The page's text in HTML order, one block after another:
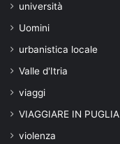
università
Uomini
urbanistica locale
Valle d'Itria
viaggi
VIAGGIARE IN PUGLIA
violenza